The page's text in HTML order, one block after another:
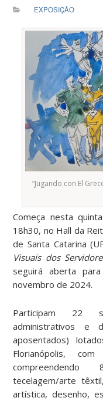
EXPOSIÇÃO
“Jugando con El
Começa nesta
18h30, no Hall da
de Santa Catarina
Visuais dos
seguirá aberta
novembro de 2024.
Participam 22
administrativos e
aposentados)
Florianópolis,
tecelagem/arte
artística, desenho,